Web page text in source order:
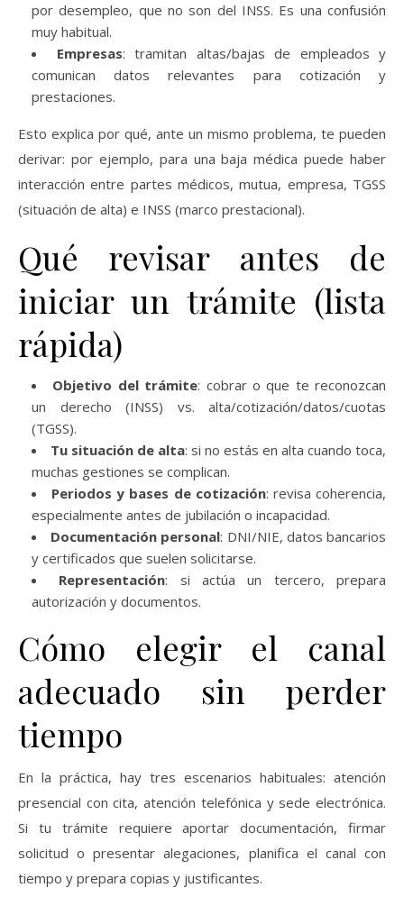
por desempleo, que no son del INSS. Es una confusión
muy habitual.
Empresas: tramitan altas/bajas de empleados y
comunican datos relevantes para cotización y
prestaciones.
Esto explica por qué, ante un mismo problema, te pueden
derivar: por ejemplo, para una baja médica puede haber
interacción entre partes médicos, mutua, empresa, TGSS
(situación de alta) e INSS (marco prestacional).
Qué revisar antes de
iniciar un trámite (lista
rápida)
Objetivo del trámite: cobrar o que te reconozcan
un derecho (INSS) vs. alta/cotización/datos/cuotas
(TGSS).
Tu situación de alta: si no estás en alta cuando toca,
muchas gestiones se complican.
Periodos y bases de cotización: revisa coherencia,
especialmente antes de jubilación o incapacidad.
Documentación personal: DNI/NIE, datos bancarios
y certificados que suelen solicitarse.
Representación: si actúa un tercero, prepara
autorización y documentos.
Cómo elegir el canal
adecuado sin perder
tiempo
En la práctica, hay tres escenarios habituales: atención
presencial con cita, atención telefónica y sede electrónica.
Si tu trámite requiere aportar documentación, firmar
solicitud o presentar alegaciones, planifica el canal con
tiempo y prepara copias y justificantes.